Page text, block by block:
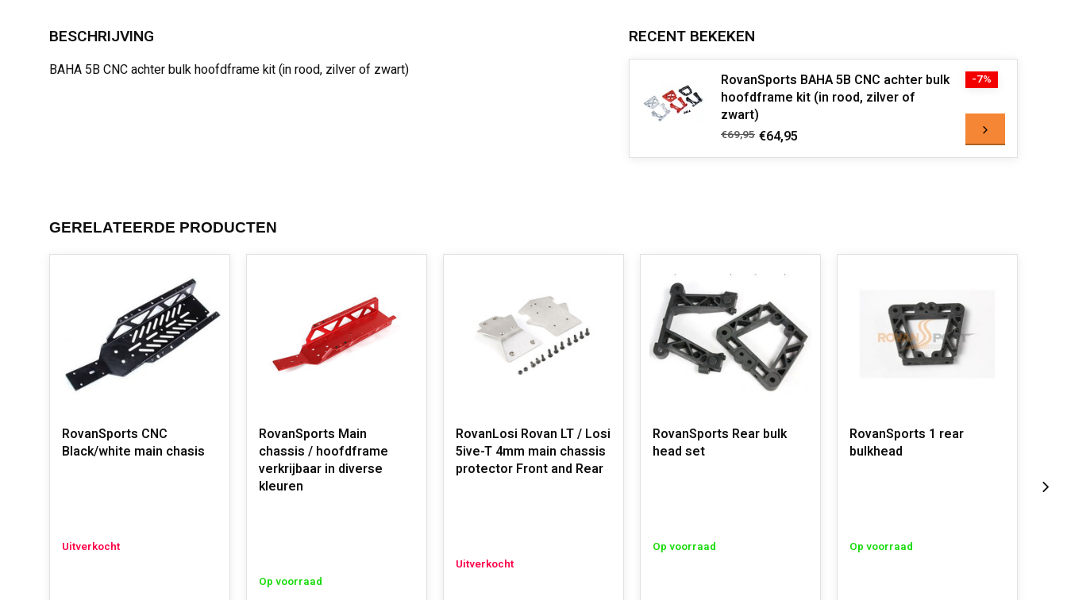
BESCHRIJVING
BAHA 5B CNC achter bulk hoofdframe kit (in rood, zilver of zwart)
RECENT BEKEKEN
RovanSports BAHA 5B CNC achter bulk
hoofdframe kit (in rood, zilver of
zwart)
€69,95 €64,95
-7%
GERELATEERDE PRODUCTEN
RovanSports CNC
Black/white main chasis
Uitverkocht
RovanSports Main
chassis / hoofdframe
verkrijbaar in diverse
kleuren
Op voorraad
RovanLosi Rovan LT / Losi
5ive-T 4mm main chassis
protector Front and Rear
Uitverkocht
RovanSports Rear bulk
head set
Op voorraad
RovanSports 1 rear
bulkhead
Op voorraad